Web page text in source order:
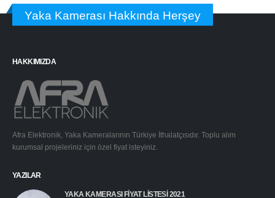
Yaka Kamerası Hakkında Herşey
HAKKIMIZDA
Afra Elektronik, Yaka Kameralarının Türkiye İthalatçısıdır. Toplu alım
kurumsal projeleriniz için özel fiyat isteyiniz.
YAZILAR
YAKA KAMERASI FİYAT LİSTESİ 2021